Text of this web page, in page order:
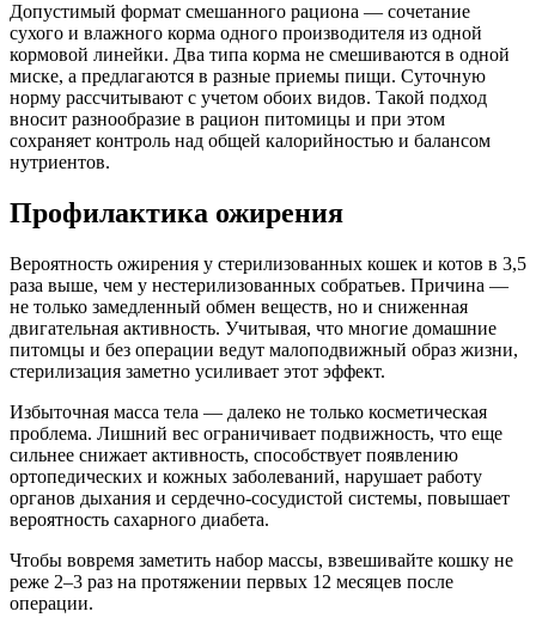
Допустимый формат смешанного рациона — сочетание
сухого и влажного корма одного производителя из одной
кормовой линейки. Два типа корма не смешиваются в одной
миске, а предлагаются в разные приемы пищи. Суточную
норму рассчитывают с учетом обоих видов. Такой подход
вносит разнообразие в рацион питомицы и при этом
сохраняет контроль над общей калорийностью и балансом
нутриентов.
Профилактика ожирения
Вероятность ожирения у стерилизованных кошек и котов в 3,5
раза выше, чем у нестерилизованных собратьев. Причина —
не только замедленный обмен веществ, но и сниженная
двигательная активность. Учитывая, что многие домашние
питомцы и без операции ведут малоподвижный образ жизни,
стерилизация заметно усиливает этот эффект.
Избыточная масса тела — далеко не только косметическая
проблема. Лишний вес ограничивает подвижность, что еще
сильнее снижает активность, способствует появлению
ортопедических и кожных заболеваний, нарушает работу
органов дыхания и сердечно-сосудистой системы, повышает
вероятность сахарного диабета.
Чтобы вовремя заметить набор массы, взвешивайте кошку не
реже 2–3 раз на протяжении первых 12 месяцев после
операции.